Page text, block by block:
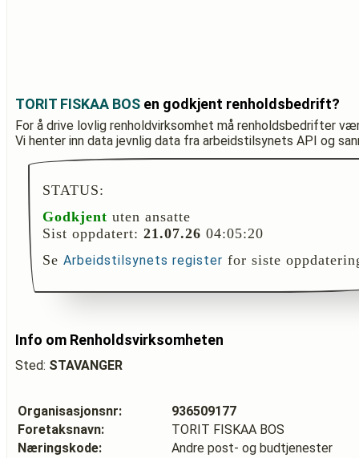
TORIT FISKAA BOS en godkjent renholdsbedrift?
For å drive lovlig renholdvirksomhet må renholdsbedrifter
Vi henter inn data jevnlig data fra arbeidstilsynets API og
STATUS:
Godkjent uten ansatte
Sist oppdatert: 21.07.26 04:05:20
Se Arbeidstilsynets register for siste
Info om Renholdsvirksomheten
Sted: STAVANGER
Organisasjonsnr:
936509177
Foretaksnavn:
TORIT FISKAA BOS
Næringskode:
Andre post- og budtjenester